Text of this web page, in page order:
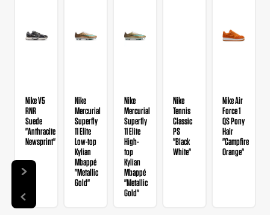
Nike V5
RNR
Suede
"Anthracite
Newsprint"
Nike
Mercurial
Superfly
11 Elite
Low-top
Kylian
Mbappé
"Metallic
Gold"
Nike
Mercurial
Superfly
11 Elite
High-
top
Kylian
Mbappé
"Metallic
Gold"
Nike
Tennis
Classic
PS
"Black
White"
Nike Air
Force 1
QS Pony
Hair
"Campfire
Orange"